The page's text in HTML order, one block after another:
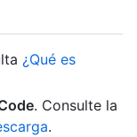
¿Qué es
. Consulte la
.